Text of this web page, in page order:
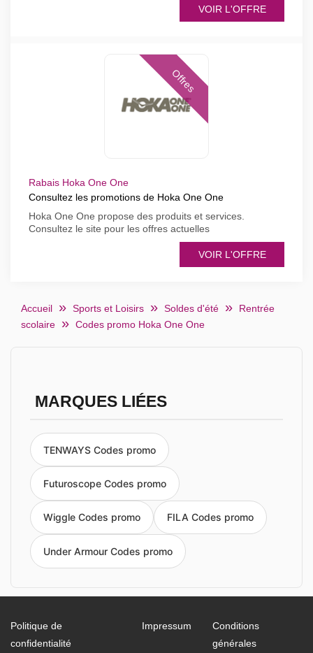
VOIR L'OFFRE
Offres
Rabais Hoka One One
Consultez les promotions de Hoka One One
Hoka One One propose des produits et services.
Consultez le site pour les offres actuelles
VOIR L'OFFRE
Accueil Sports et Loisirs Soldes d'été
Rentrée
scolaire
Codes promo Hoka One One
MARQUES LIÉES
TENWAYS Codes promo
Futuroscope Codes promo
Wiggle Codes promo FILA Codes promo
Under Armour Codes promo
Politique de
confidentialité
Impressum
Conditions
générales